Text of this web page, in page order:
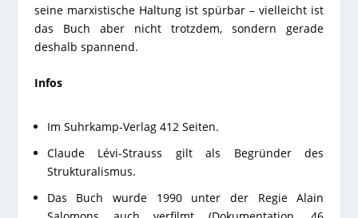
seine marxistische Haltung ist spürbar – vielleicht ist
das Buch aber nicht trotzdem, sondern gerade
deshalb spannend.
Infos
Im Suhrkamp-Verlag 412 Seiten.
Claude Lévi-Strauss gilt als Begründer des
Strukturalismus.
Das Buch wurde 1990 unter der Regie Alain